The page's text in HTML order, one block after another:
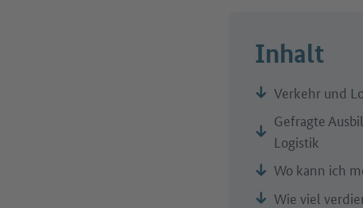
Inhalt
Verkehr und
Gefragte
Logistik
Wo kann ich
Wie viel